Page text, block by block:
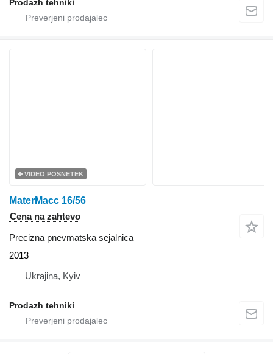
Prodazh tehniki
VIDEO POSNETEK
MaterMacc 16/56
Cena na zahtevo
Precizna pnevmatska sejalnica
2013
Ukrajina, Kyiv
Prodazh tehniki